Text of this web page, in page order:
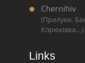
Chernihiv
(Прилуки,
Корюківка...)
Links